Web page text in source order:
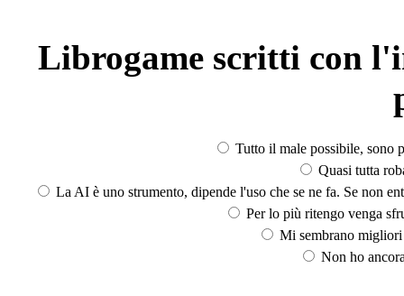
Librogame scritti con
Tutto il male possibile, sono
Quasi tutta
La AI è uno strumento, dipende l'uso che se ne fa. Se non
Per lo più ritengo venga
Mi sembrano
Non ho